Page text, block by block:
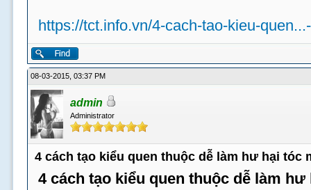
https://tct.info.vn/4-cach-tao-kieu-
08-03-2015, 03:37 PM
admin
Administrator
4 cách tạo kiểu quen thuộc dễ làm hư hại tóc
4 cách tạo kiểu quen thuộc dễ làm